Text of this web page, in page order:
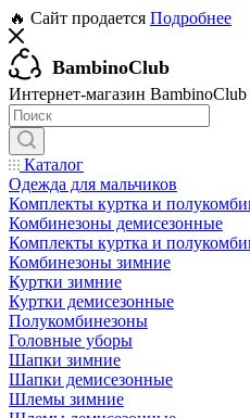
🔥 Сайт продается Подробнее
BambinoClub
Интернет-магазин BambinoClub
Каталог
Одежда для мальчиков
Комплекты куртка и
Комбинезоны демисезонные
Комплекты куртка и
Комбинезоны зимние
Куртки зимние
Куртки демисезонные
Полукомбинезоны
Головные уборы
Шапки зимние
Шапки демисезонные
Шлемы зимние